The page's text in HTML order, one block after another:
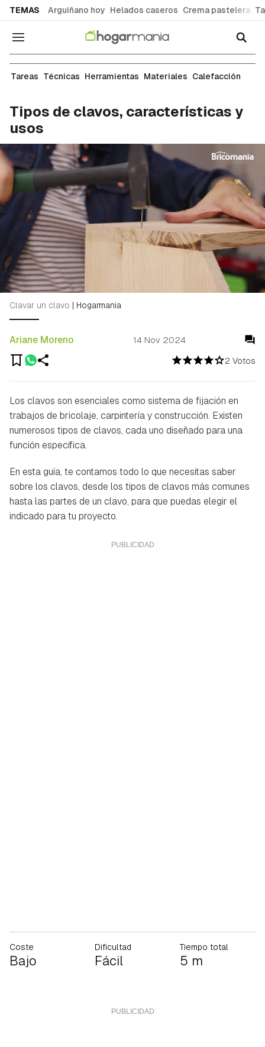
TEMAS Arguiñano hoy Helados caseros Crema pastelera
Navegación
Materiales de bricolaje
Tareas Técnicas Herramientas Materiales Calefacción
Tipos de clavos, características y
usos
2 Votos
Ariane Moreno 14 Nov 2024
Clavar un clavo | Hogarmania
Los clavos son esenciales como sistema de fijación en
trabajos de bricolaje, carpintería y construcción. Existen
numerosos tipos de clavos, cada uno diseñado para una
función específica.
En esta guía, te contamos todo lo que necesitas saber
sobre los clavos, desde los tipos de clavos más comunes
hasta las partes de un clavo, para que puedas elegir el
indicado para tu proyecto.
Coste
Bajo
Dificultad
Fácil
Tiempo total
5 m